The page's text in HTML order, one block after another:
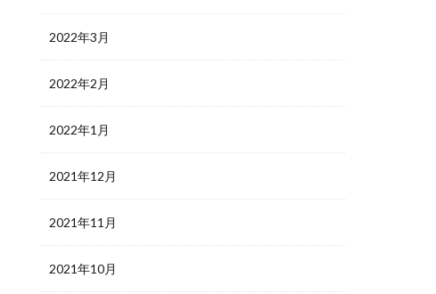
2022年3月
2022年2月
2022年1月
2021年12月
2021年11月
2021年10月